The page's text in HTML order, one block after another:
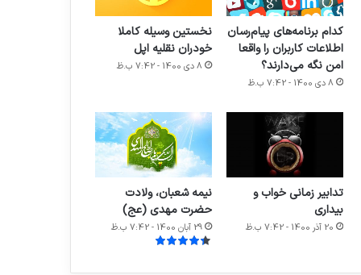
کدام برنامه‌های پیام‌رسان
اطلاعات کاربران را واقعا
امن نگه می‌دارند؟
8 دی 1400 - 7:42 ب.ظ
نخستین وسیله کاملا
خودران نقلیه اپل
8 دی 1400 - 7:42 ب.ظ
تدابیر زمانی خواب و
بیداری
20 آذر 1400 - 7:42 ب.ظ
نیمه شعبان، ولادت
حضرت مهدی (عج)
29 آبان 1400 - 7:42 ب.ظ